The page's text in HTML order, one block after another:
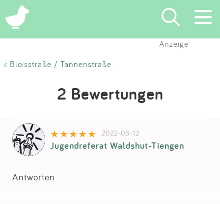
Suchen
Eintragen
Blog
Anzeige
< Bloisstraße / Tannenstraße
2 Bewertungen
2022-08-12
Jugendreferat Waldshut-Tiengen
Antworten